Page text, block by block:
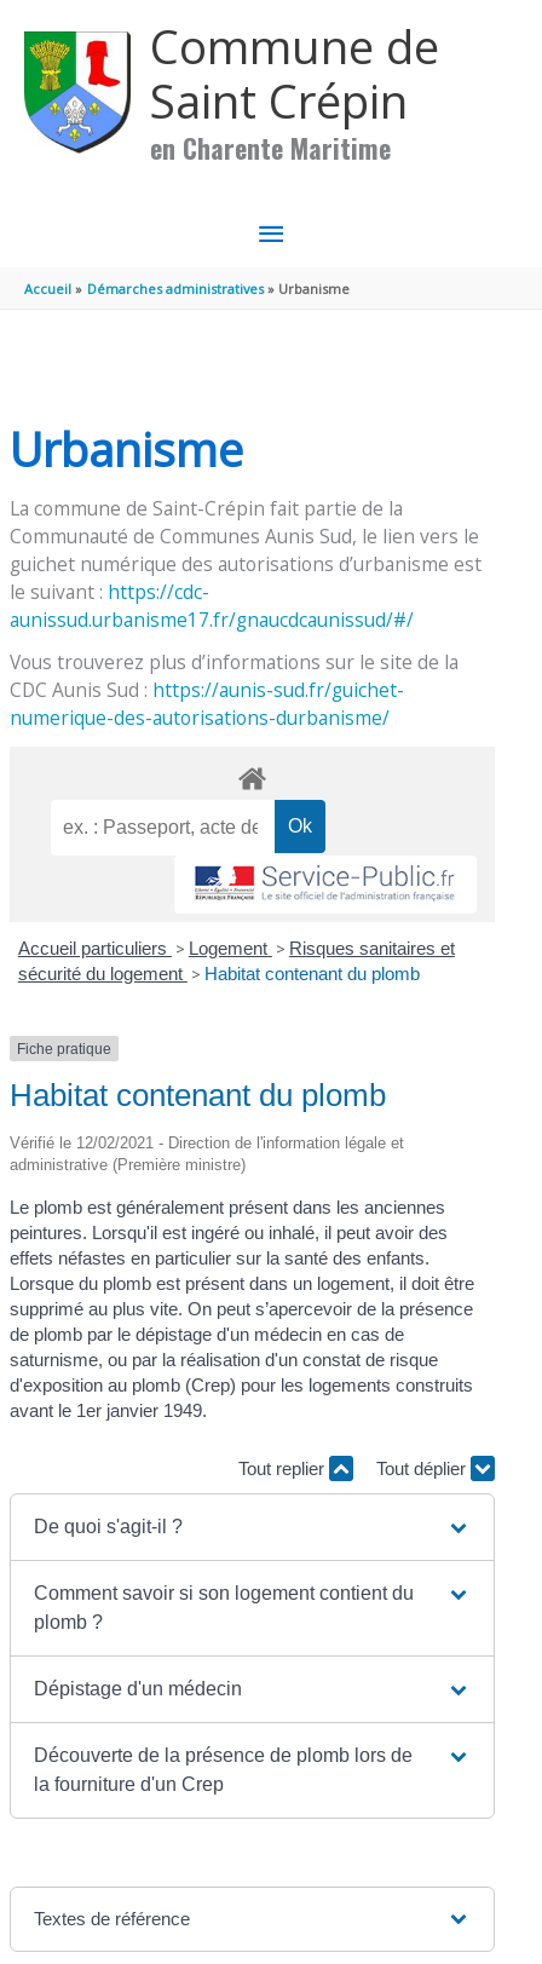
Commune de
Saint Crépin
en Charente Maritime
MENU
PRINCIPAL
Accueil Démarches administratives Urbanisme
Urbanisme
La commune de Saint-Crépin fait partie de la
Communauté de Communes Aunis Sud, le lien vers le
guichet numérique des autorisations d’urbanisme est
le suivant : https://cdc-
aunissud.urbanisme17.fr/gnaucdcaunissud/#/
Vous trouverez plus d’informations sur le site de la
CDC Aunis Sud : https://aunis-sud.fr/guichet-
numerique-des-autorisations-durbanisme/
Accueil particuliers > Logement > Risques sanitaires et
sécurité du logement > Habitat contenant du plomb
Fiche pratique
Habitat contenant du plomb
Vérifié le 12/02/2021 - Direction de l'information légale et
administrative (Première ministre)
Le plomb est généralement présent dans les anciennes
peintures. Lorsqu'il est ingéré ou inhalé, il peut avoir des
effets néfastes en particulier sur la santé des enfants.
Lorsque du plomb est présent dans un logement, il doit être
supprimé au plus vite. On peut s’apercevoir de la présence
de plomb par le dépistage d'un médecin en cas de
saturnisme, ou par la réalisation d'un constat de risque
d'exposition au plomb (Crep) pour les logements construits
avant le 1er janvier 1949.
Tout replier Tout déplier
De quoi s'agit-il ?
Comment savoir si son logement contient du
plomb ?
Dépistage d'un médecin
Découverte de la présence de plomb lors de
la fourniture d'un Crep
Textes de référence